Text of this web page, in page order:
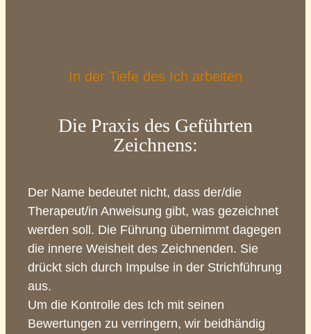
In der Tiefe des Ich arbeiten
Die Praxis des Geführten
Zeichnens:
Der Name bedeutet nicht, dass der/die
Therapeut/in Anweisung gibt, was gezeichnet
werden soll. Die Führung übernimmt dagegen
die innere Weisheit des Zeichnenden. Sie
drückt sich durch Impulse in der Strichführung
aus.
Um die Kontrolle des Ich mit seinen
Bewertungen zu verringern, wir beidhändig